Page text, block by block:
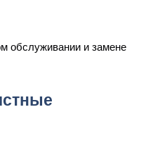
обслуживании и замене